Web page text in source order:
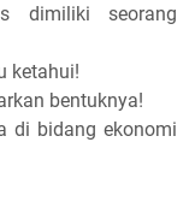
dimiliki seorang
ketahui!
bentuknya!
di bidang ekonomi